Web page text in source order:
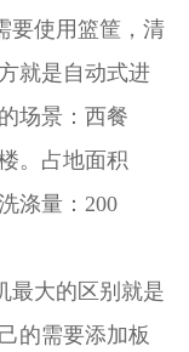
使用篮筐，清
就是自动式进
场景：西餐
。占地面积
涤量：200
大的区别就是
的需要添加板